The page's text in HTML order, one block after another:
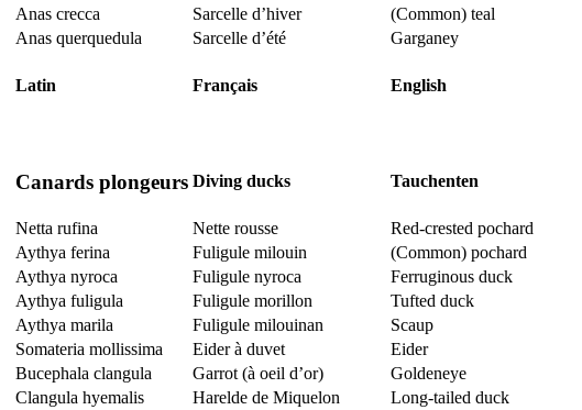
Anas crecca
Sarcelle d’hiver (Common) teal
Anas querquedula
Sarcelle d’été Garganey
Latin Français English
Canards plongeurs Diving ducks Tauchenten
Netta rufina Nette rousse Red-crested pochard
Aythya ferina
Fuligule milouin (Common) pochard
Aythya nyroca
Fuligule nyroca Ferruginous duck
Aythya fuligula
Fuligule morillon Tufted duck
Aythya marila
Fuligule milouinan Scaup
Somateria mollissima
Eider à duvet Eider
Bucephala clangula
Garrot (à oeil d’or) Goldeneye
Clangula hyemalis
Harelde de Miquelon Long-tailed duck